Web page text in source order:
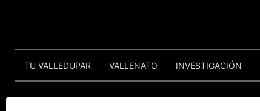
TU VALLEDUPAR VALLENATO INVESTIGACIÓN